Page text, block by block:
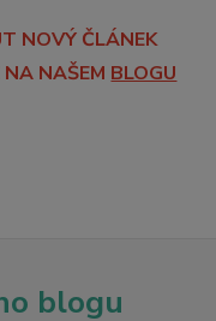
NOVÝ ČLÁNEK
NAŠEM BLOGU
blogu